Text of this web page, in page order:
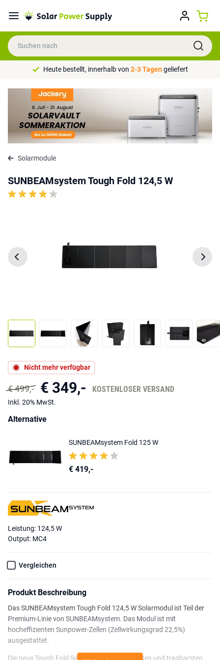
Heute bestellt, innerhalb von 2-3 Tagengeliefert
Solarmodule
SUNBEAMsystem Tough Fold 124,5 W
Nicht mehr verfügbar
€ 499,- € 349,- KOSTENLOSER VERSAND
Inkl. 20% MwSt.
Alternative
SUNBEAMsystem Fold 125 W
€ 419,-
Leistung: 124,5 W
Output: MC4
Vergleichen
Produkt Beschreibung
Das SUNBEAMsystem Tough Fold 124,5 W Solarmodul ist Teil der
Premium-Linie von SUNBEAMsystem. Das Modul ist mit
hocheffizienten Sunpower-Zellen (Zellwirkungsgrad 22,5%)
ausgestattet.
Die neue Tough Fold Serie sind die langlebigsten und tragbarsten